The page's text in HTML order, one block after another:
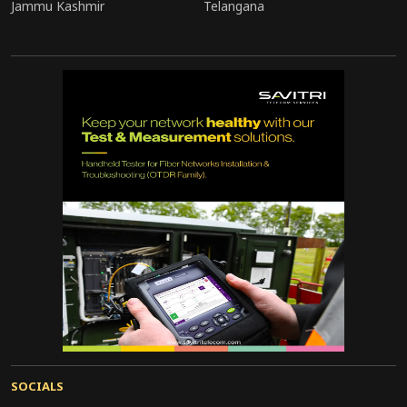
मुख्यमंत्री जी ने निवेशकों को यूपी की सफलता की कहानी भी
नर्सिंग कॉलेज भी है। यहां दो एम्स (गोरखपुर व रायबरेली)
भी हैं। राज्य में आयुष विश्वविद्यालय संचालित हो चुका है।
ललितपुर में 1500 एकड़ में फॉर्मा पार्क विकसित किया जा
रहा है। नोएडा में 350 एकड़ में मेडिकल डिवाइस पार्क
विकसित कर रहे हैं। इसमें अब तक 100 से अधिक कंपनियां
जुड़ चुकी हैं।
उत्तर प्रदेश यानी सेफ्टी, स्टेबिलिटी एंड स्पीड की
गारंटीः मुख्यमंत्री
मुख्यमंत्री योगी आदित्यनाथ ने 17 फॉर्मा कंपनियों
को प्रदान किया लेटर ऑफ कम्फर्ट
Jammu Kashmir
Telangana
SOCIALS